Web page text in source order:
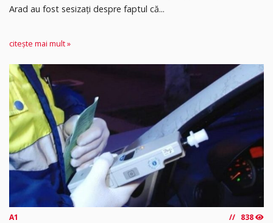
Arad au fost sesizați despre faptul că...
citește mai mult »
A1 838